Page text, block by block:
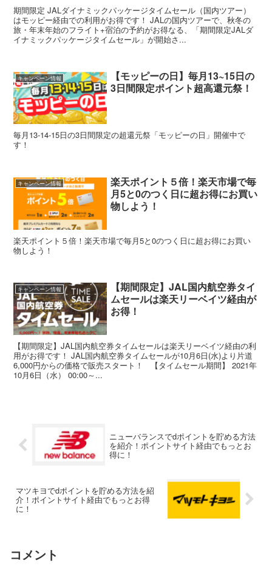
期間限定 JALダイナミックパッケージタイムセール（国内ツアー）
はモッピー経由での利用がお得です！ JALの国内ツアーで、秋冬の
旅・年末年始のフライト+宿泊の予約がお得なる、「期間限定JALダ
イナミックパッケージタイムセール」が開始さ...
キャンペーン情報
【モッピーの日】毎月13~15日の
3日間限定ポイント超高還元祭！
毎月13-14-15日の3日間限定の超還元祭「モッピーの日」開催中で
す！
キャンペーン情報
楽天ポイント５倍！楽天市場で毎
月5と0のつく日に超お得にお買い
物しよう！
楽天ポイント５倍！楽天市場で毎月5と0のつく日に超お得にお買い
物しよう！
キャンペーン情報
【期間限定】JAL国内航空券タイ
ムセールは楽天リーベイツ経由が
お得！
【期間限定】JAL国内航空券タイムセールは楽天リーベイツ経由の利
用がお得です！ JAL国内航空券タイムセールが10月6日(水)より片道
6,000円からの価格で販売スタート！ 【タイムセール期間】 2021年
10月6日（水） 00:00～...
ニューバランスでdポイントを貯める方法
を紹介！ポイントサイト経由でもっとお
得に！
マツキヨでdポイントを貯める方法を紹
介！ポイントサイト経由でもっとお得
に！
コメント